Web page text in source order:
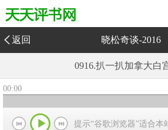
返回 晓松奇谈-2016
0916.扒一扒加拿大白
00:00
提示“谷歌浏览器”适合本